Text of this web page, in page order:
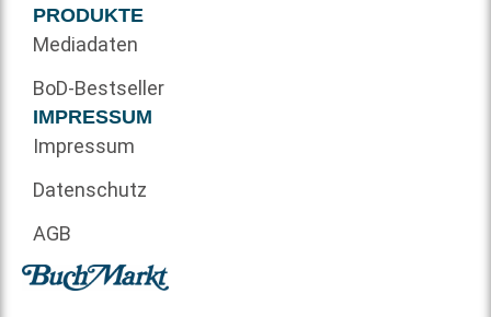
PRODUKTE
Mediadaten
BoD-Bestseller
IMPRESSUM
Impressum
Datenschutz
AGB